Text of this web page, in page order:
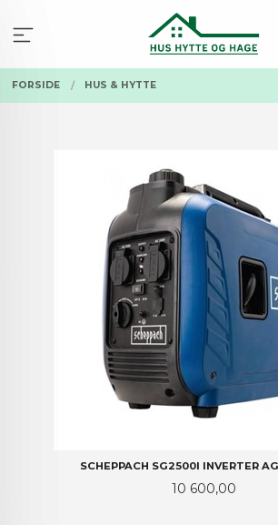
innholdet
FORSIDE HUS & HYTTE
SCHEPPACH SG2500I INVERTER
Pris
10 600,00